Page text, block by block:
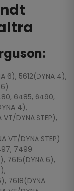
6), 5612(DYNA 4),
6)
6485, 6490,
4),
DYNA STEP),
VT/DYNA STEP)
7499
7615(DYNA 6),
7618(DYNA